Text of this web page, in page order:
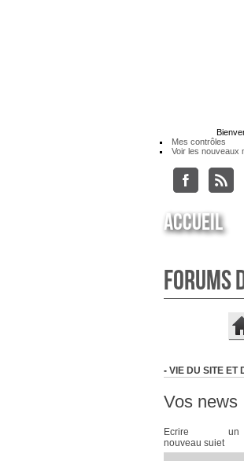
Mes contrôles
Voir les nouveaux
Accueil
Forums
- VIE DU SITE ET
Vos news
Ecrire un
nouveau sujet